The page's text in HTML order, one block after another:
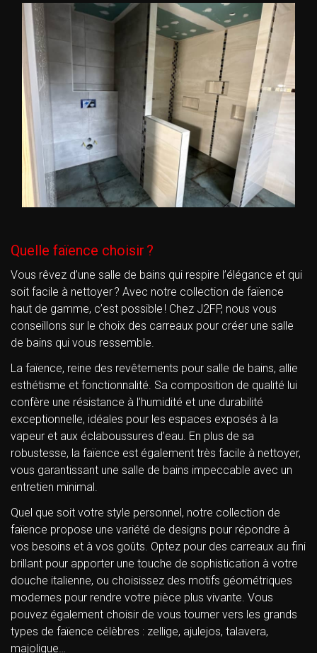
Quelle faïence choisir ?
Vous rêvez d’une salle de bains qui respire l’élégance et qui
soit facile à nettoyer ? Avec notre collection de faïence
haut de gamme, c’est possible ! Chez J2FP, nous vous
conseillons sur le choix des carreaux pour créer une salle
de bains qui vous ressemble.
La faïence, reine des revêtements pour salle de bains, allie
esthétisme et fonctionnalité. Sa composition de qualité lui
confère une résistance à l’humidité et une durabilité
exceptionnelle, idéales pour les espaces exposés à la
vapeur et aux éclaboussures d’eau. En plus de sa
robustesse, la faïence est également très facile à nettoyer,
vous garantissant une salle de bains impeccable avec un
entretien minimal.
Quel que soit votre style personnel, notre collection de
faïence propose une variété de designs pour répondre à
vos besoins et à vos goûts. Optez pour des carreaux au fini
brillant pour apporter une touche de sophistication à votre
douche italienne, ou choisissez des motifs géométriques
modernes pour rendre votre pièce plus vivante. Vous
pouvez également choisir de vous tourner vers les grands
types de faïence célèbres : zellige, ajulejos, talavera,
majolique…